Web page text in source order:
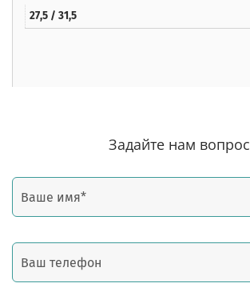
27,5 / 31,5
Задайте нам вопрос